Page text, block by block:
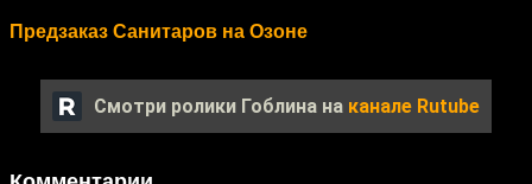
Предзаказ Санитаров на Озоне
Смотри ролики Гоблина на канале Rutube